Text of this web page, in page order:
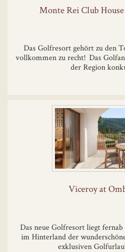
Monte Rei Club
Das Golfresort gehört zu den
vollkommen zu recht! Das
der Region
Viceroy at
Das neue Golfresort liegt
im Hinterland der
exklusiven